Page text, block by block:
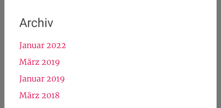
3
4 5 6 7 8
9
10
11
17
18
24
25
« Jan.